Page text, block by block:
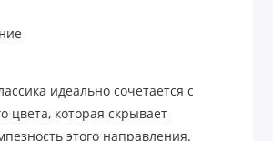
идеально сочетается с
цвета, которая скрывает
этого направления.